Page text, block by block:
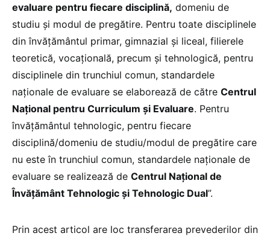
evaluare pentru fiecare disciplină, domeniu de
studiu şi modul de pregătire. Pentru toate disciplinele
din învăţământul primar, gimnazial şi liceal, filierele
teoretică, vocaţională, precum şi tehnologică, pentru
disciplinele din trunchiul comun, standardele
naţionale de evaluare se elaborează de către Centrul
Naţional pentru Curriculum şi Evaluare. Pentru
învăţământul tehnologic, pentru fiecare
disciplină/domeniu de studiu/modul de pregătire care
nu este în trunchiul comun, standardele naţionale de
evaluare se realizează de Centrul Naţional de
Învăţământ Tehnologic şi Tehnologic Dual”.
Prin acest articol are loc transferarea prevederilor din